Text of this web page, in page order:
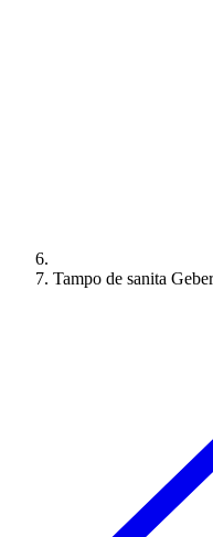
Tampo de sanita